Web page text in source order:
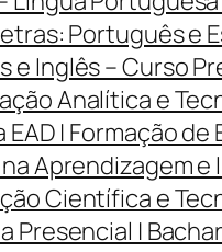
Português e
Inglês – Curso
Analítica e
| Formação
Aprendizagem e
Científica e
Presencial |